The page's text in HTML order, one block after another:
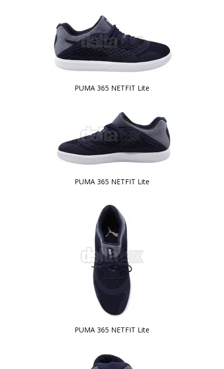
PUMA 365 NETFIT Lite
PUMA 365 NETFIT Lite
PUMA 365 NETFIT Lite